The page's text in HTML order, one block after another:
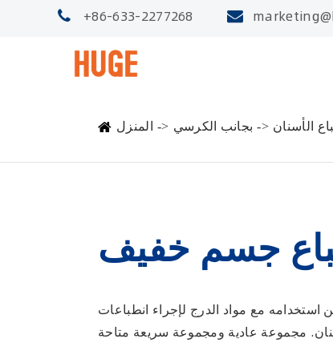
+86-633-2277268
المنزل بجانب الكرسي الأسنان
جسم خفيف
استخدامه مع مواد الدرج لإجراء انطباعات